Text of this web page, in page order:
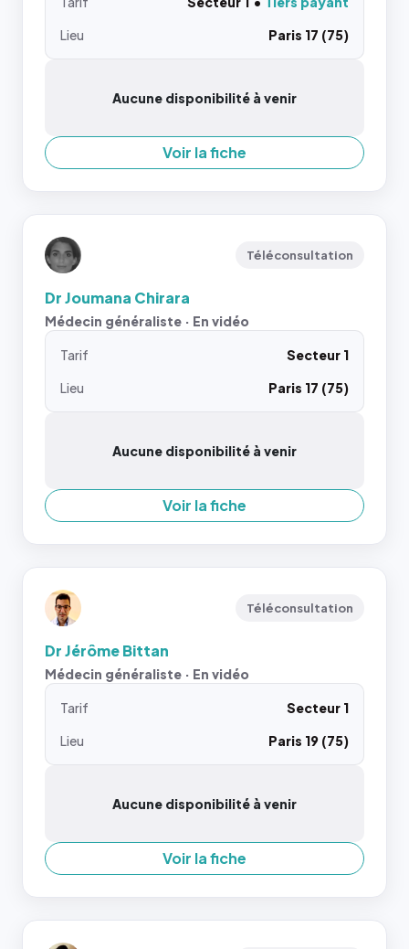
Lieu
Paris 17 (75)
Aucune disponibilité à venir
Voir la fiche
Téléconsultation
Dr Joumana Chirara
Médecin généraliste · En vidéo
Tarif
Secteur 1
Lieu
Paris 17 (75)
Aucune disponibilité à venir
Voir la fiche
Téléconsultation
Dr Jérôme Bittan
Médecin généraliste · En vidéo
Tarif
Secteur 1
Lieu
Paris 19 (75)
Aucune disponibilité à venir
Voir la fiche